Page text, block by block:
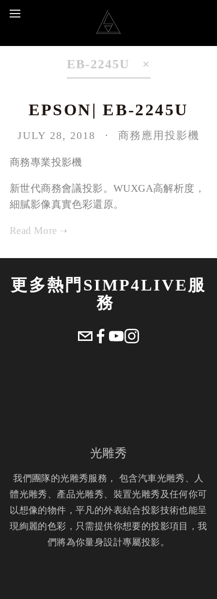
EB-2245U
EPSON| EB-2245U
JULY 28, 2018 商務應用投影機
商務專業投影機
新世代商務會議投影。WUXGA高解析度，
細膩影像真實色彩還原。
更多熱門SIMP4LIVE服
務
光雕秀
我們團隊的光雕秀服務， 包含汽車光雕秀、人
體光雕秀、產品光雕秀、裝置光雕秀及任何你可
以想像的物件，平凡的外表結合投影技術也能呈
現絢麗的色彩，只需提供你想要的投影項目，我
們將為你量身設計專屬投影。